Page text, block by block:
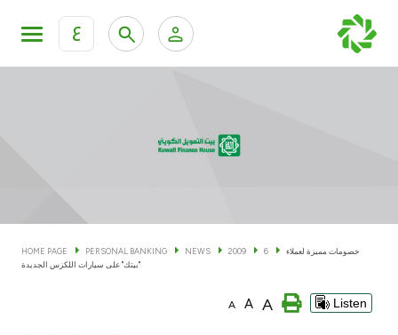
ع
KFH Online Corporate Banking Services
Cards
Banking Tiers
HOME PAGE PERSONAL BANKING NEWS 2009 6
خصومات مميزة لعملاء
"بيتك" على سيارات اللكزس الجديدة
A A A Listen